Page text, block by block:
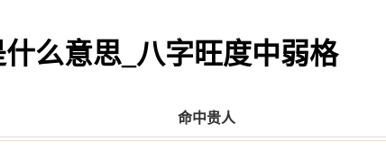
么意思_八字旺度中弱格
命中贵人